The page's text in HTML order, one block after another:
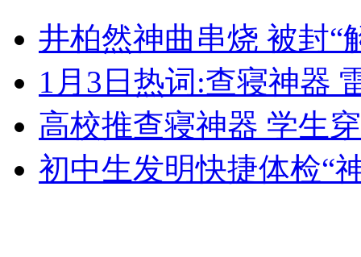
井柏然神曲串烧 被封“
1月3日热词:查寝神器
高校推查寝神器 学生
初中生发明快捷体检“